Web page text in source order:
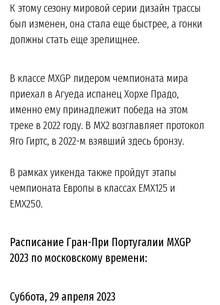
К этому сезону мировой серии дизайн трассы
был изменен, она стала еще быстрее, а гонки
должны стать еще зрелищнее.
В классе MXGP лидером чемпионата мира
приехал в Агуеда испанец Хорхе Прадо,
именно ему принадлежит победа на этом
треке в 2022 году. В MX2 возглавляет протокол
Яго Гиртс, в 2022-м взявший здесь бронзу.
В рамках уикенда также пройдут этапы
чемпионата Европы в классах EMX125 и
EMX250.
Расписание Гран-При Португалии MXGP
2023 по московскому времени:
Суббота, 29 апреля 2023